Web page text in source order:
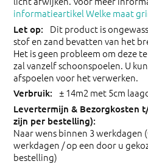
informatieartikel Welke maat
Dit product is
stof en zand bevatten van het
Het is geen probleem om deze
zal vanzelf schoonspoelen. U
afspoelen voor het verwerken.
± 14m2 met 5cm
Naar wens binnen 3 werkdagen
werkdagen / op een door u
bestelling)